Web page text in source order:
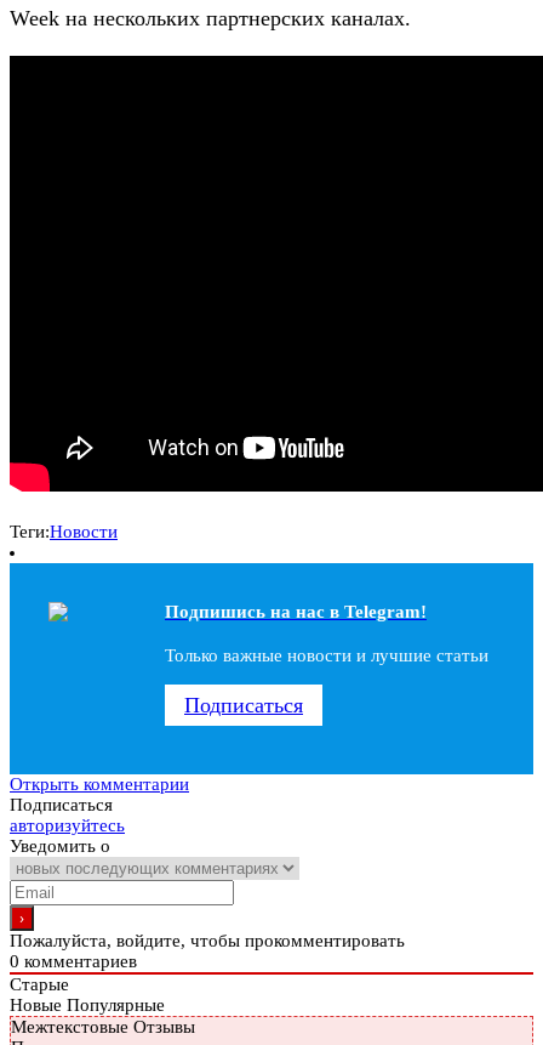
Week на нескольких партнерских каналах.
Теги:Новости
Подпишись на наc в Telegram!
Только важные новости и лучшие статьи
Подписаться
Открыть комментарии
Подписаться
авторизуйтесь
Уведомить о
Пожалуйста, войдите, чтобы прокомментировать
0 комментариев
Старые
Новые Популярные
Межтекстовые Отзывы